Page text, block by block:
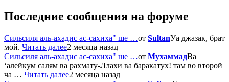
Последние сообщения на форуме
Сильсиля аль-ахадис ас-сахиха" ше …от SultanУа джазак, брат
мой. Читать далее2 месяца назад
Сильсиля аль-ахадис ас-сахиха" ше …от МухаммадВа
‘алейкум салям ва рахмату-Ллахи ва баракатух! там во второй
ча … Читать далее2 месяца назад